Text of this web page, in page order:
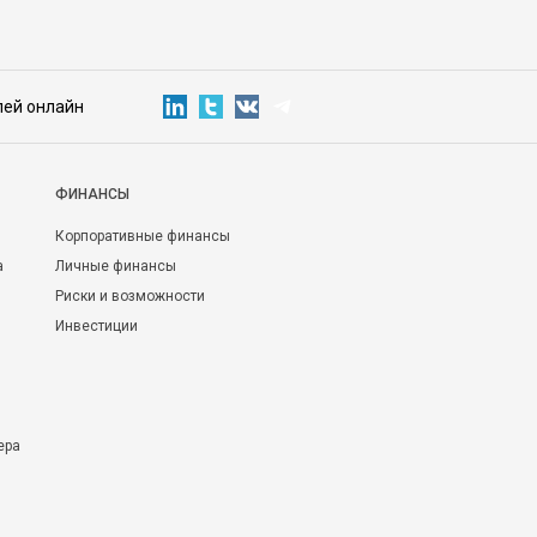
онлайн
ФИНАНСЫ
Корпоративные финансы
Личные финансы
Риски и возможности
Инвестиции